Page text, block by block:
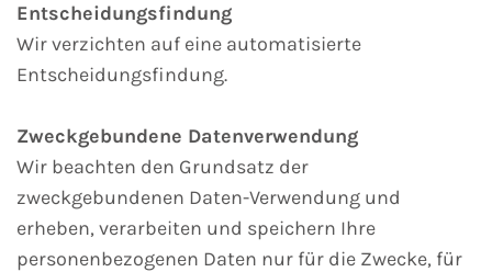
Entscheidungsfindung
Wir verzichten auf eine automatisierte
Entscheidungsfindung.
Zweckgebundene Datenverwendung
Wir beachten den Grundsatz der
zweckgebundenen Daten-Verwendung und
erheben, verarbeiten und speichern Ihre
personenbezogenen Daten nur für die Zwecke, für